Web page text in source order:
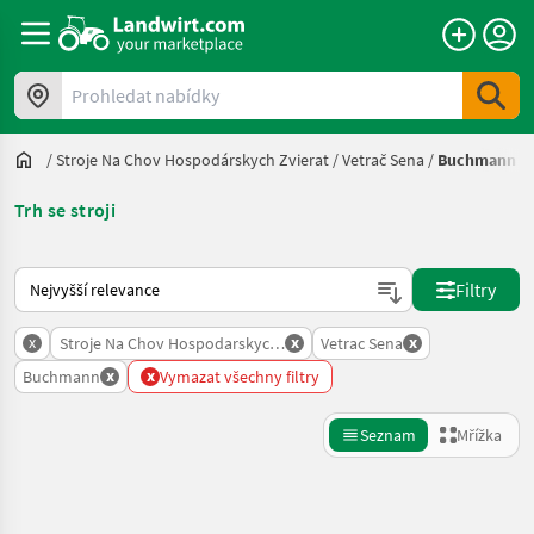
Prohledat nabídky
/Stroje Na Chov Hospodárskych Zvierat /Vetrač Sena / Buchmann
Trh se stroji
Takto se řadí nabídky na Landwirt.com
Filtry
x Stroje Na Chov Hospodarskych Zvierat
x Vetrac Sena x
Buchmann x x Vymazat všechny filtry
Seznam Mřížka